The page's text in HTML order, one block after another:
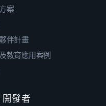
案
伴計畫
教育應用案例
發者